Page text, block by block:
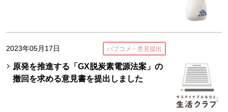
2023年05月17日 パブコメ・意見提出
原発を推進する「GX脱炭素電源法案」の
撤回を求める意見書を提出しました